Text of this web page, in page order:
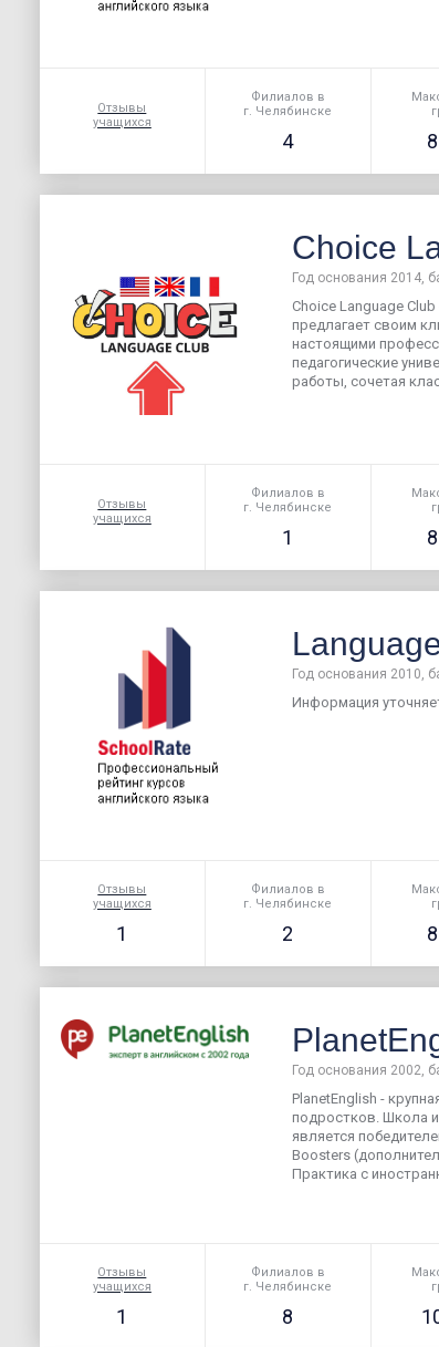
Отзывы
учащихся
Филиалов в
г. Челябинске
4
Choice
Год основания 2014,
Choice Language
предлагает своим
настоящими
педагогические
работы, сочетая
Отзывы
учащихся
Филиалов в
г. Челябинске
1
Год основания 2010,
Информация
Отзывы
учащихся
1
Филиалов в
г. Челябинске
2
Год основания 2002,
PlanetEnglish -
подростков. Школа
является
Boosters
Практика с
Отзывы
учащихся
1
Филиалов в
г. Челябинске
8